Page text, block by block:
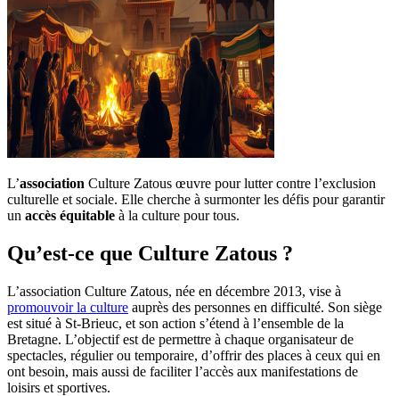
L’association Culture Zatous œuvre pour lutter contre l’exclusion
culturelle et sociale. Elle cherche à surmonter les défis pour garantir
un accès équitable à la culture pour tous.
Qu’est-ce que Culture Zatous ?
L’association Culture Zatous, née en décembre 2013, vise à
promouvoir la culture auprès des personnes en difficulté. Son siège
est situé à St-Brieuc, et son action s’étend à l’ensemble de la
Bretagne. L’objectif est de permettre à chaque organisateur de
spectacles, régulier ou temporaire, d’offrir des places à ceux qui en
ont besoin, mais aussi de faciliter l’accès aux manifestations de
loisirs et sportives.